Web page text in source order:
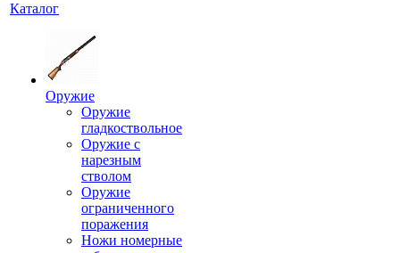
Каталог
Оружие
Оружие
гладкоствольное
Оружие с
нарезным
стволом
Оружие
ограниченного
поражения
Ножи номерные